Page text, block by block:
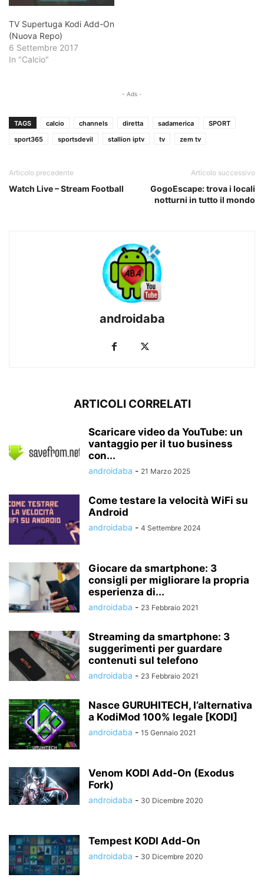
TV Supertuga Kodi Add-On
(Nuova Repo)
6 Settembre 2017
In "Calcio"
- Ads -
TAGS calcio channels diretta sadamerica
SPORT
sport365
sportsdevil stallion iptv tv zem tv
Articolo precedente
Watch Live – Stream Football
Articolo successivo
GogoEscape: trova i locali
notturni in tutto il mondo
androidaba
ARTICOLI CORRELATI
Scaricare video da YouTube: un
vantaggio per il tuo business
con...
androidaba - 21 Marzo 2025
Come testare la velocità WiFi su
Android
androidaba - 4 Settembre 2024
Giocare da smartphone: 3
consigli per migliorare la propria
esperienza di...
androidaba - 23 Febbraio 2021
Streaming da smartphone: 3
suggerimenti per guardare
contenuti sul telefono
androidaba - 23 Febbraio 2021
Nasce GURUHITECH, l’alternativa
a KodiMod 100% legale [KODI]
androidaba - 15 Gennaio 2021
Venom KODI Add-On (Exodus
Fork)
androidaba - 30 Dicembre 2020
Tempest KODI Add-On
androidaba - 30 Dicembre 2020